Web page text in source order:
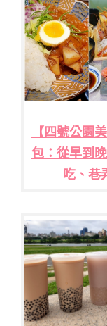
【四號公園
包：從早到
吃、巷